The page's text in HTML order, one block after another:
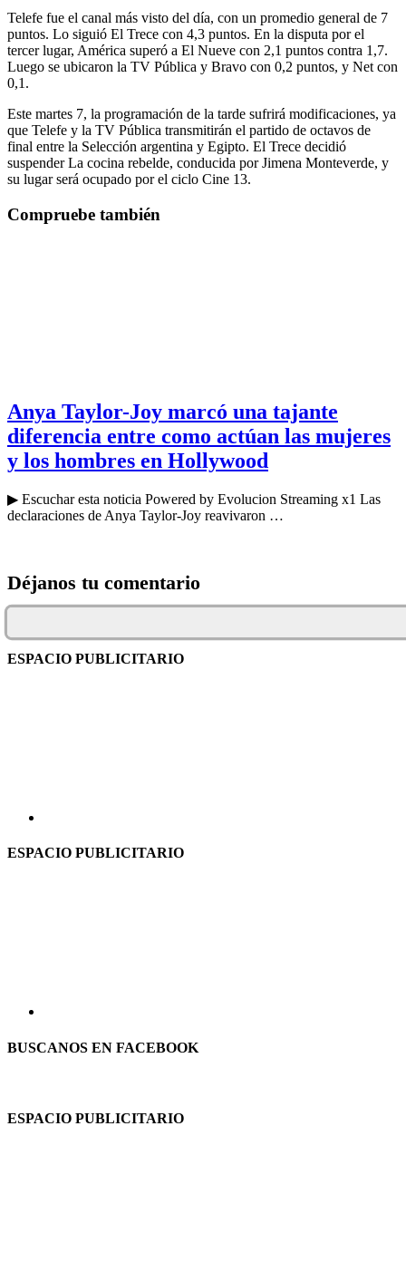
Telefe fue el canal más visto del día, con un promedio general de 7
puntos. Lo siguió El Trece con 4,3 puntos. En la disputa por el
tercer lugar, América superó a El Nueve con 2,1 puntos contra 1,7.
Luego se ubicaron la TV Pública y Bravo con 0,2 puntos, y Net con
0,1.
Este martes 7, la programación de la tarde sufrirá modificaciones, ya
que Telefe y la TV Pública transmitirán el partido de octavos de
final entre la Selección argentina y Egipto. El Trece decidió
suspender La cocina rebelde, conducida por Jimena Monteverde, y
su lugar será ocupado por el ciclo Cine 13.
Compruebe también
Anya Taylor-Joy marcó una tajante
diferencia entre como actúan las mujeres
y los hombres en Hollywood
▶ Escuchar esta noticia Powered by Evolucion Streaming x1 Las
declaraciones de Anya Taylor-Joy reavivaron …
Déjanos tu comentario
ESPACIO PUBLICITARIO
ESPACIO PUBLICITARIO
BUSCANOS EN FACEBOOK
ESPACIO PUBLICITARIO